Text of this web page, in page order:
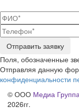
Отправить заявку
Поля, обозначенные
Отправляя данную
конфиденциальности
© ООО Медиа
2026гг.